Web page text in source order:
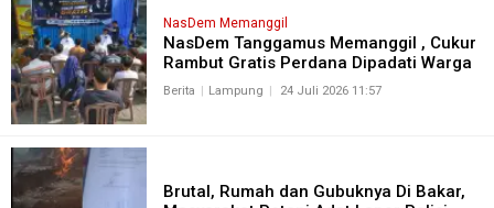
NasDem Memanggil
NasDem Tanggamus Memanggil , Cukur
Rambut Gratis Perdana Dipadati Warga
Berita Lampung 24 Juli 2026 11:57
Brutal, Rumah dan Gubuknya Di Bakar,